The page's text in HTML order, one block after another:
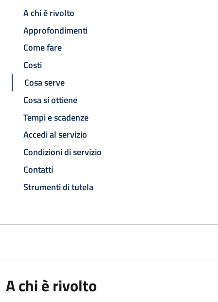
A chi è rivolto
Approfondimenti
Come fare
Costi
Cosa serve
Cosa si ottiene
Tempi e scadenze
Accedi al servizio
Condizioni di servizio
Contatti
Strumenti di tutela
A chi è rivolto